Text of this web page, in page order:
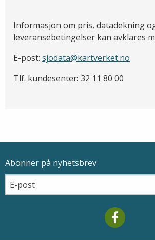
Informasjon om pris, datadekning
leveransebetingelser kan avklares
E-post: sjodata@kartverket.no
Tlf. kundesenter: 32 11 80 00
Epostadresse
Abonner på nyhetsbrev
Email